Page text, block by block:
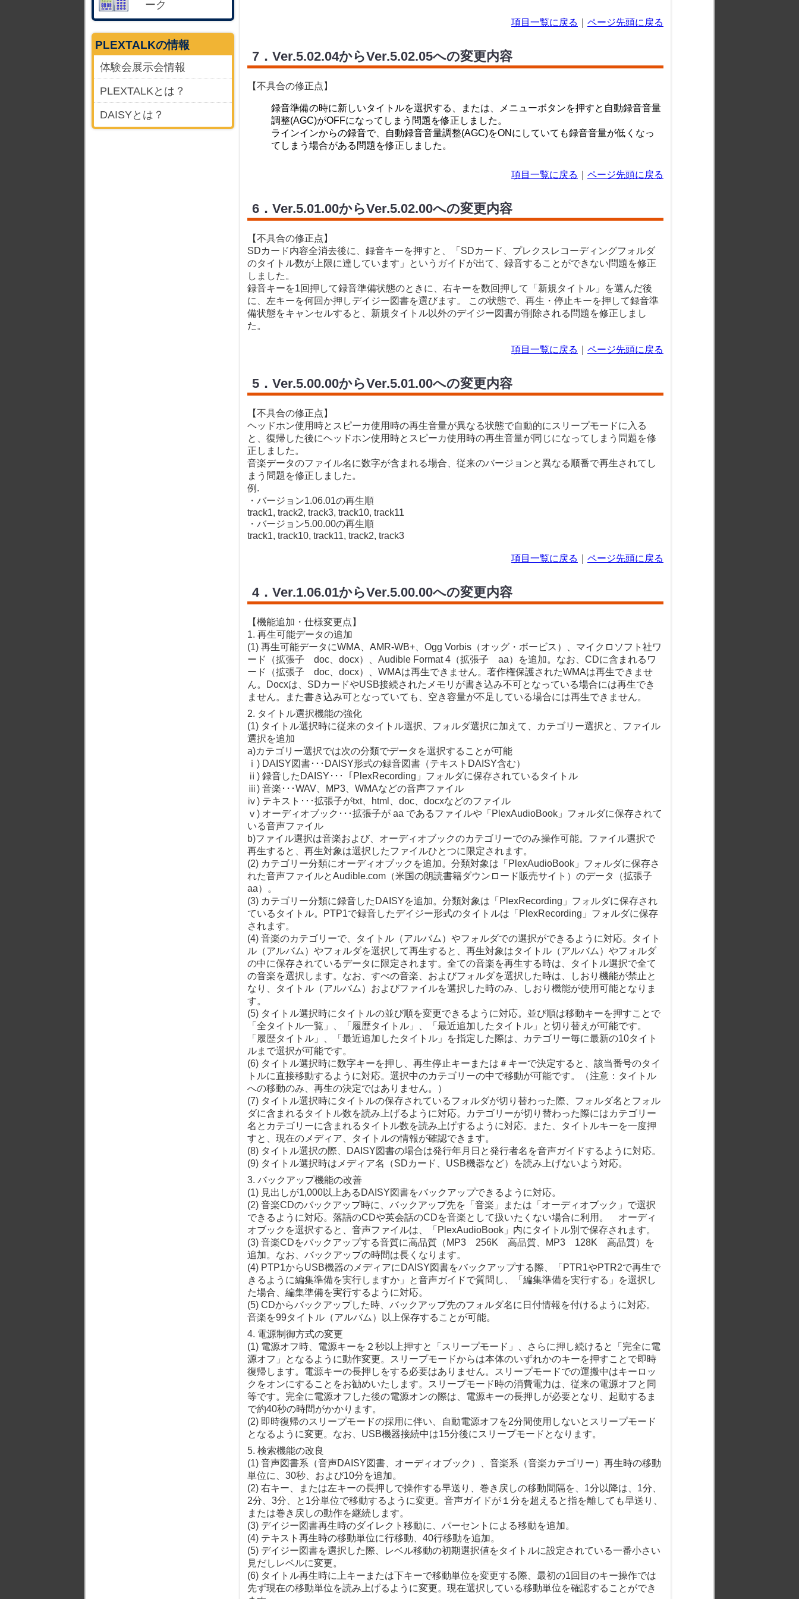
ーク
PLEXTALKの情報
体験会展示会情報
PLEXTALKとは？
DAISYとは？
項目一覧に戻る ページ先頭に戻る
7．Ver.5.02.04からVer.5.02.05への変更内容
【不具合の修正点】
録音準備の時に新しいタイトルを選択する、または、メニューボタンを押すと自動録音音量
調整(AGC)がOFFになってしまう問題を修正しました。
ラインインからの録音で、自動録音音量調整(AGC)をONにしていても録音音量が低くなっ
てしまう場合がある問題を修正しました。
項目一覧に戻る ページ先頭に戻る
6．Ver.5.01.00からVer.5.02.00への変更内容
【不具合の修正点】
SDカード内容全消去後に、録音キーを押すと、「SDカード、プレクスレコーディングフォルダ
のタイトル数が上限に達しています」というガイドが出て、録音することができない問題を修正
しました。
録音キーを1回押して録音準備状態のときに、右キーを数回押して「新規タイトル」を選んだ後
に、左キーを何回か押しデイジー図書を選びます。 この状態で、再生・停止キーを押して録音準
備状態をキャンセルすると、新規タイトル以外のデイジー図書が削除される問題を修正しまし
た。
項目一覧に戻る ページ先頭に戻る
5．Ver.5.00.00からVer.5.01.00への変更内容
【不具合の修正点】
ヘッドホン使用時とスピーカ使用時の再生音量が異なる状態で自動的にスリープモードに入る
と、復帰した後にヘッドホン使用時とスピーカ使用時の再生音量が同じになってしまう問題を修
正しました。
音楽データのファイル名に数字が含まれる場合、従来のバージョンと異なる順番で再生されてし
まう問題を修正しました。
例.
・バージョン1.06.01の再生順
track1, track2, track3, track10, track11
・バージョン5.00.00の再生順
track1, track10, track11, track2, track3
項目一覧に戻る ページ先頭に戻る
4．Ver.1.06.01からVer.5.00.00への変更内容
【機能追加・仕様変更点】
1. 再生可能データの追加
(1) 再生可能データにWMA、AMR-WB+、Ogg Vorbis（オッグ・ボービス）、マイクロソフト社ワ
ード（拡張子 doc、docx）、Audible Format 4（拡張子 aa）を追加。なお、CDに含まれるワ
ード（拡張子 doc、docx）、WMAは再生できません。著作権保護されたWMAは再生できませ
ん。Docxは、SDカードやUSB接続されたメモリが書き込み不可となっている場合には再生でき
ません。また書き込み可となっていても、空き容量が不足している場合には再生できません。
2. タイトル選択機能の強化
(1) タイトル選択時に従来のタイトル選択、フォルダ選択に加えて、カテゴリー選択と、ファイル
選択を追加
a)カテゴリー選択では次の分類でデータを選択することが可能
ⅰ) DAISY図書･･･DAISY形式の録音図書（テキストDAISY含む）
ⅱ) 録音したDAISY･･･「PlexRecording」フォルダに保存されているタイトル
ⅲ) 音楽･･･WAV、MP3、WMAなどの音声ファイル
ⅳ) テキスト･･･拡張子がtxt、html、doc、docxなどのファイル
ⅴ) オーディオブック･･･拡張子が aa であるファイルや「PlexAudioBook」フォルダに保存されて
いる音声ファイル
b)ファイル選択は音楽および、オーディオブックのカテゴリーでのみ操作可能。ファイル選択で
再生すると、再生対象は選択したファイルひとつに限定されます。
(2) カテゴリー分類にオーディオブックを追加。分類対象は「PlexAudioBook」フォルダに保存さ
れた音声ファイルとAudible.com（米国の朗読書籍ダウンロード販売サイト）のデータ（拡張子
aa）。
(3) カテゴリー分類に録音したDAISYを追加。分類対象は「PlexRecording」フォルダに保存され
ているタイトル。PTP1で録音したデイジー形式のタイトルは「PlexRecording」フォルダに保存
されます。
(4) 音楽のカテゴリーで、タイトル（アルバム）やフォルダでの選択ができるように対応。タイト
ル（アルバム）やフォルダを選択して再生すると、再生対象はタイトル（アルバム）やフォルダ
の中に保存されているデータに限定されます。全ての音楽を再生する時は、タイトル選択で全て
の音楽を選択します。なお、すべの音楽、およびフォルダを選択した時は、しおり機能が禁止と
なり、タイトル（アルバム）およびファイルを選択した時のみ、しおり機能が使用可能となりま
す。
(5) タイトル選択時にタイトルの並び順を変更できるように対応。並び順は移動キーを押すことで
「全タイトル一覧」、「履歴タイトル」、「最近追加したタイトル」と切り替えが可能です。
「履歴タイトル」、「最近追加したタイトル」を指定した際は、カテゴリー毎に最新の10タイト
ルまで選択が可能です。
(6) タイトル選択時に数字キーを押し、再生停止キーまたは＃キーで決定すると、該当番号のタイ
トルに直接移動するように対応。選択中のカテゴリーの中で移動が可能です。（注意：タイトル
への移動のみ、再生の決定ではありません。）
(7) タイトル選択時にタイトルの保存されているフォルダが切り替わった際、フォルダ名とフォル
ダに含まれるタイトル数を読み上げるように対応。カテゴリーが切り替わった際にはカテゴリー
名とカテゴリーに含まれるタイトル数を読み上げするように対応。また、タイトルキーを一度押
すと、現在のメディア、タイトルの情報が確認できます。
(8) タイトル選択の際、DAISY図書の場合は発行年月日と発行者名を音声ガイドするように対応。
(9) タイトル選択時はメディア名（SDカード、USB機器など）を読み上げないよう対応。
3. バックアップ機能の改善
(1) 見出しが1,000以上あるDAISY図書をバックアップできるように対応。
(2) 音楽CDのバックアップ時に、バックアップ先を「音楽」または「オーディオブック」で選択
できるように対応。落語のCDや英会話のCDを音楽として扱いたくない場合に利用。 オーディ
オブックを選択すると、音声ファイルは、「PlexAudioBook」内にタイトル別で保存されます。
(3) 音楽CDをバックアップする音質に高品質（MP3 256K 高品質、MP3 128K 高品質）を
追加。なお、バックアップの時間は長くなります。
(4) PTP1からUSB機器のメディアにDAISY図書をバックアップする際、「PTR1やPTR2で再生で
きるように編集準備を実行しますか」と音声ガイドで質問し、「編集準備を実行する」を選択し
た場合、編集準備を実行するように対応。
(5) CDからバックアップした時、バックアップ先のフォルダ名に日付情報を付けるように対応。
音楽を99タイトル（アルバム）以上保存することが可能。
4. 電源制御方式の変更
(1) 電源オフ時、電源キーを２秒以上押すと「スリープモード」、さらに押し続けると「完全に電
源オフ」となるように動作変更。スリープモードからは本体のいずれかのキーを押すことで即時
復帰します。電源キーの長押しをする必要はありません。スリープモードでの運搬中はキーロッ
クをオンにすることをお勧めいたします。スリープモード時の消費電力は、従来の電源オフと同
等です。完全に電源オフした後の電源オンの際は、電源キーの長押しが必要となり、起動するま
で約40秒の時間がかかります。
(2) 即時復帰のスリープモードの採用に伴い、自動電源オフを2分間使用しないとスリープモード
となるように変更。なお、USB機器接続中は15分後にスリープモードとなります。
5. 検索機能の改良
(1) 音声図書系（音声DAISY図書、オーディオブック）、音楽系（音楽カテゴリー）再生時の移動
単位に、30秒、および10分を追加。
(2) 右キー、または左キーの長押しで操作する早送り、巻き戻しの移動間隔を、1分以降は、1分、
2分、3分、と1分単位で移動するように変更。音声ガイドが１分を超えると指を離しても早送り、
または巻き戻しの動作を継続します。
(3) デイジー図書再生時のダイレクト移動に、パーセントによる移動を追加。
(4) テキスト再生時の移動単位に行移動、40行移動を追加。
(5) デイジー図書を選択した際、レベル移動の初期選択値をタイトルに設定されている一番小さい
見だしレベルに変更。
(6) タイトル再生時に上キーまたは下キーで移動単位を変更する際、最初の1回目のキー操作では
先ず現在の移動単位を読み上げるように変更。現在選択している移動単位を確認することができ